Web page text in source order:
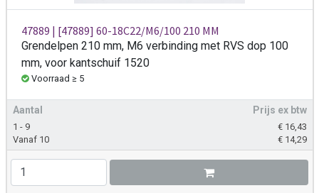
47889 | [47889] 60-18C22/M6/100 210 MM
Grendelpen 210 mm, M6 verbinding met RVS dop 100
mm, voor kantschuif 1520
Voorraad ≥ 5
Aantal Prijs ex btw
1 - 9 € 16,43
Vanaf 10
€ 14,29